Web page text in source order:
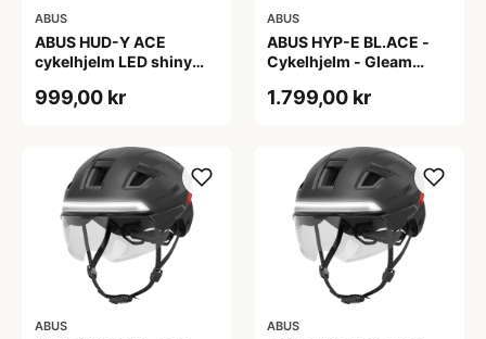
ABUS
ABUS HUD-Y ACE
cykelhjelm LED shiny
999,00 kr
ABUS
ABUS HYP-E BL.ACE -
Cykelhjelm - Gleam
1.799,00 kr
ABUS ABUS